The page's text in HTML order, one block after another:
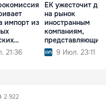
импорт из
21:36
ЕК ужесточит
на рынок
иностранным
компаниям,
представляющим
риск9 Июл. 23:11
2 922